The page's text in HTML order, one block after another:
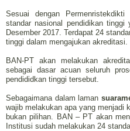
Sesuai dengan
standar nasional pendidikan
Desember 2017. Terdapat 24
tinggi dalam mengajukan akreditasi.
BAN-PT akan melakukan
sebagai dasar acuan seluruh
pendididkan tinggi tersebut.
Sebagaimana dalam laman
wajib melakukan apa yang menjadi
bukan pilihan. BAN – PT akan
Institusi sudah melakukan 24